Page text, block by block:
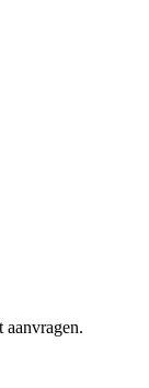
aanvragen.